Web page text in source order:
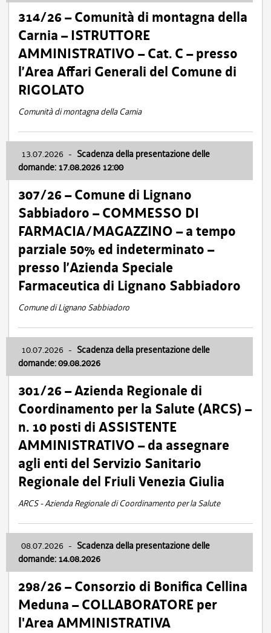
314/26 – Comunità di montagna della
Carnia – ISTRUTTORE
AMMINISTRATIVO – Cat. C – presso
l’Area Affari Generali del Comune di
RIGOLATO
Comunità di montagna della Carnia
13.07.2026 - Scadenza della presentazione delle
domande: 17.08.2026 12:00
307/26 – Comune di Lignano
Sabbiadoro – COMMESSO DI
FARMACIA/MAGAZZINO – a tempo
parziale 50% ed indeterminato –
presso l’Azienda Speciale
Farmaceutica di Lignano Sabbiadoro
Comune di Lignano Sabbiadoro
10.07.2026 - Scadenza della presentazione delle
domande: 09.08.2026
301/26 – Azienda Regionale di
Coordinamento per la Salute (ARCS) –
n. 10 posti di ASSISTENTE
AMMINISTRATIVO – da assegnare
agli enti del Servizio Sanitario
Regionale del Friuli Venezia Giulia
ARCS - Azienda Regionale di Coordinamento per la Salute
08.07.2026 - Scadenza della presentazione delle
domande: 14.08.2026
298/26 – Consorzio di Bonifica Cellina
Meduna – COLLABORATORE per
l'Area AMMINISTRATIVA